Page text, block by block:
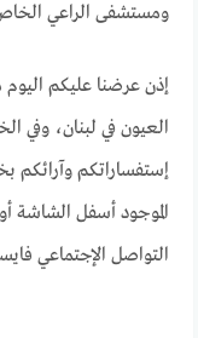
ومستشفى الراعي
إذن عرضنا عليكم
العيون في لبنان، وفي
إستفساراتكم
الموجود أسفل الشاشة
التواصل الإجتماعي